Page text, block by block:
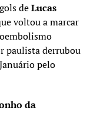
deLucas
voltou a marcar
paulista derrubou
pelo
da